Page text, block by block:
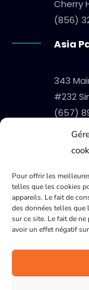
Pour offrir les
telles que les cookies
appareils. Le fait de
des données telles que
sur ce site. Le fait de
avoir un effet négatif
Cherry
(856)
Asia
343
#232
(657)
Europe
89
#3200
(433)